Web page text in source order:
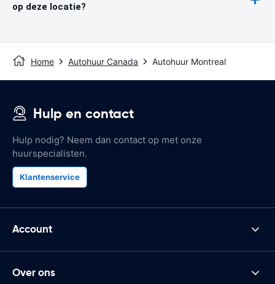
op deze locatie?
Home Autohuur Canada Autohuur Montreal
Hulp en contact
Hulp nodig? Neem dan contact op met onze
huurspecialisten.
Klantenservice
Account
Over ons